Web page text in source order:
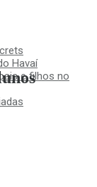
Havaí
e filhos no